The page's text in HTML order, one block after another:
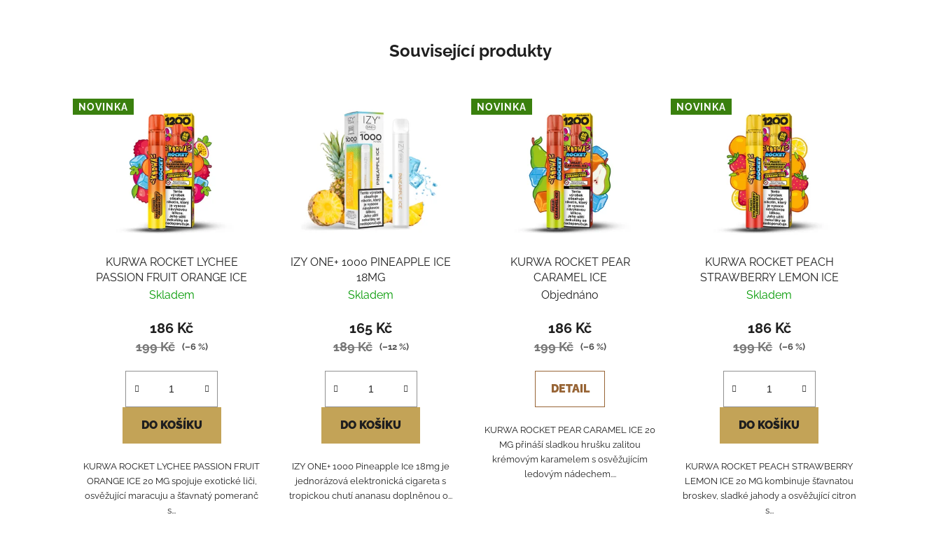
Související produkty
NOVINKA
KURWA ROCKET LYCHEE
PASSION FRUIT ORANGE ICE
Skladem
186 Kč
199 Kč (–6 %)
DO KOŠÍKU
KURWA ROCKET LYCHEE PASSION FRUIT
ORANGE ICE 20 MG spojuje exotické liči,
osvěžující maracuju a šťavnatý pomeranč
s...
IZY ONE+ 1000 PINEAPPLE ICE
18MG
Skladem
165 Kč
189 Kč (–12 %)
DO KOŠÍKU
IZY ONE+ 1000 Pineapple Ice 18mg je
jednorázová elektronická cigareta s
tropickou chutí ananasu doplněnou o...
NOVINKA
KURWA ROCKET PEAR
CARAMEL ICE
Objednáno
186 Kč
199 Kč (–6 %)
DETAIL
KURWA ROCKET PEAR CARAMEL ICE 20
MG přináší sladkou hrušku zalitou
krémovým karamelem s osvěžujícím
ledovým nádechem....
NOVINKA
KURWA ROCKET PEACH
STRAWBERRY LEMON ICE
Skladem
186 Kč
199 Kč (–6 %)
DO KOŠÍKU
KURWA ROCKET PEACH STRAWBERRY
LEMON ICE 20 MG kombinuje šťavnatou
broskev, sladké jahody a osvěžující citron
s...